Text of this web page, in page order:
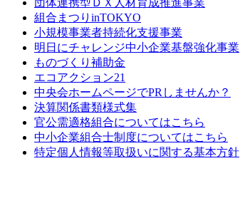
団体連携型ＤＸ人材育成推進事業
組合まつりinTOKYO
小規模事業者持続化支援事業
明日にチャレンジ中小企業基盤強化事業
ものづくり補助金
エコアクション21
中央会ホームページでPRしませんか？
決算関係書類様式集
官公需適格組合についてはこちら
中小企業組合士制度についてはこちら
特定個人情報等取扱いに関する基本方針